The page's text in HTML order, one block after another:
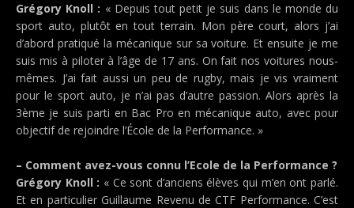
Grégory Knoll : « Depuis tout petit je suis dans le monde du
sport auto, plutôt en tout terrain. Mon père court, alors j’ai
d’abord pratiqué la mécanique sur sa voiture. Et ensuite je me
suis mis à piloter à l’âge de 17 ans. On fait nos voitures nous-
mêmes. J’ai fait aussi un peu de rugby, mais je vis vraiment
pour le sport auto, je n’ai pas d’autre passion. Alors après la
3ème je suis parti en Bac Pro en mécanique auto, avec pour
objectif de rejoindre l’École de la Performance. »
– Comment avez-vous connu l’Ecole de la Performance ?
Grégory Knoll : « Ce sont d’anciens élèves qui m’en ont parlé.
Et en particulier Guillaume Revenu de CTF Performance. C’est